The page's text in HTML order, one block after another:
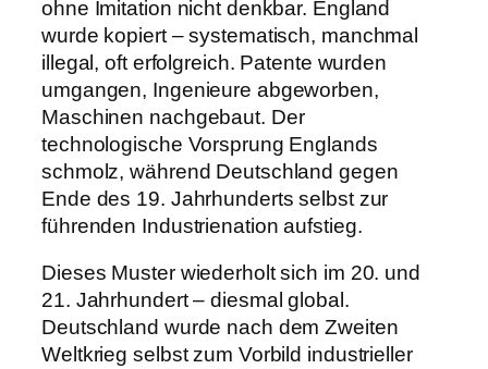
ohne Imitation nicht denkbar. England
wurde kopiert – systematisch, manchmal
illegal, oft erfolgreich. Patente wurden
umgangen, Ingenieure abgeworben,
Maschinen nachgebaut. Der
technologische Vorsprung Englands
schmolz, während Deutschland gegen
Ende des 19. Jahrhunderts selbst zur
führenden Industrienation aufstieg.
Dieses Muster wiederholt sich im 20. und
21. Jahrhundert – diesmal global.
Deutschland wurde nach dem Zweiten
Weltkrieg selbst zum Vorbild industrieller